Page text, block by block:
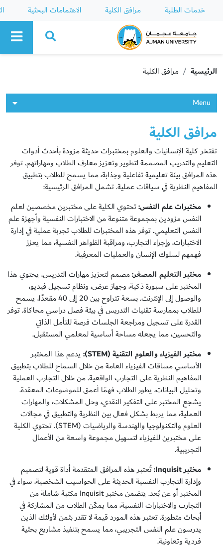
خدمات الطلبة مرافق الكلية الاهتمامات البحثية
Ajman University
الرئيسية مرافق الكلية
Menu
مرافق الكلية
تفتخر كلية الإنسانيات والعلوم بمختبرات حديثة مزودة بأحدث أدوات
التعليم والتدريب المصممة لتطوير وتعزيز معارف الطلاب ومهاراتهم. توفر
هذه المرافق بيئة تعليمية تفاعلية وجذابة، مما يسمح للطلاب بتطبيق
المفاهيم النظرية في سياقات عملية. تشمل المرافق الرئيسية:
مختبرات علم النفس:تحتوي الكلية على مختبرين مخصصين لعلم
النفس مزودين بمجموعة متنوعة من الاختبارات النفسية وأجهزة علم
النفس التعليمي. توفر هذه المختبرات للطلاب تجربة عملية في إدارة
الاختبارات، وإجراء التجارب، ومراقبة الظواهر النفسية، مما يعزز
فهمهم لسلوك الإنسان والعمليات المعرفية.
مختبر التعليم المصغر:مصمم لتعزيز مهارات التدريس، يحتوي هذا
المختبر على سبورة ذكية، وجهاز عرض، ونظام تسجيل فيديو،
والوصول إلى الإنترنت. بسعة تتراوح بين 20 إلى 40 مقعدًا، يسمح
للطلاب بممارسة تقنيات التدريس في بيئة فصل دراسي محاكاة. توفر
القدرة على تسجيل ومراجعة الجلسات فرصة للتأمل الذاتي
والتحسين، مما يجعله مساحة أساسية لمعلمي المستقبل.
مختبر الفيزياء والعلوم التقنية (STEM):
يدعم هذا المختبر
الأساسي مساقات الفيزياء العامة من خلال السماح للطلاب بتطبيق
المفاهيم النظرية على التجارب الواقعية. من خلال التجارب العملية
وتحليل البيانات، يطور الطلاب فهمًا أعمق للموضوعات المعقدة.
يشجع المختبر على التفكير النقدي، وحل المشكلات، والمهارات
العملية، مما يربط بشكل فعال بين النظرية والتطبيق في مجالات
العلوم والتكنولوجيا والهندسة والرياضيات (STEM). تحتوي الكلية
على مختبرين للفيزياء لتسهيل مجموعة واسعة من الأعمال
التجريبية.
مختبر Inquisit:
تُعتبر هذه المرافق المتقدمة أداة قوية لتصميم
وإدارة التجارب النفسية الحديثة على الحواسيب الشخصية، سواء في
المختبر أو عن بُعد. يتضمن مختبر Inquisit مكتبة شاملة من
التجارب والاختبارات النفسية، مما يمكّن الطلاب من المشاركة في
أبحاث متطورة. تعتبر هذه المورد قيمة لا تقدر بثمن لأولئك الذين
يدرسون علم النفس التجريبي، مما يسمح بتنفيذ مشاريع بحثية
فردية وتعاونية.